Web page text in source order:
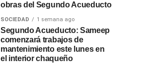
obras del Segundo Acueducto
SOCIEDAD 1 semana ago
Segundo Acueducto: Sameep
comenzará trabajos de
mantenimiento este lunes en
el interior chaqueño